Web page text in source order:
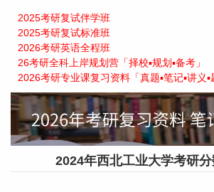
2025考研复试伴学班
2025考研复试标准班
2026考研英语全程班
26考研全科上岸规划营「择校▪规划▪备考」
2026考研专业课复习资料「真题▪笔记▪讲义▪
2024年西北工业大学考研